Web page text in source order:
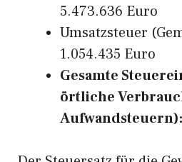
5.473.636 Euro
Umsatzsteuer
1.054.435 Euro
Gesamte
örtliche